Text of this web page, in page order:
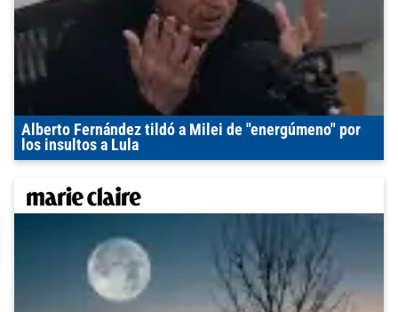
Alberto Fernández tildó a Milei de "energúmeno" por
los insultos a Lula